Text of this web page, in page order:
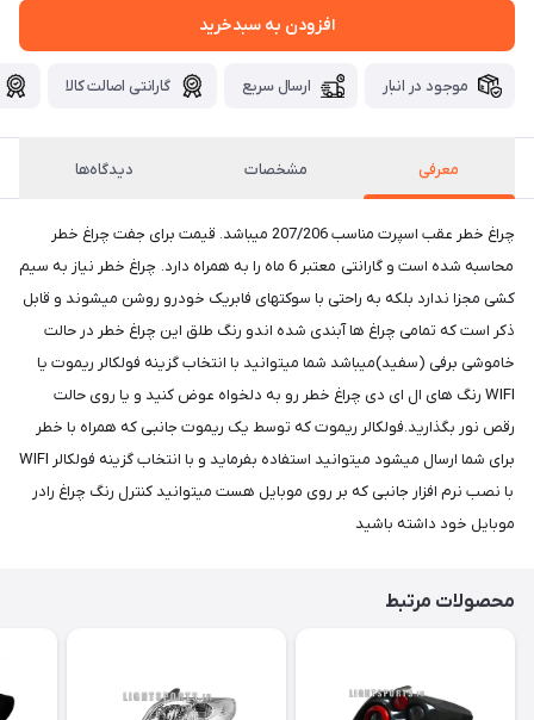
افزودن به سبدخرید
موجود در انبار ارسال سریع گارانتی اصالت کالا
معرفی مشخصات دیدگاه‌ها
چراغ خطر عقب اسپرت مناسب 207/206 میباشد. قیمت برای جفت چراغ خطر
محاسبه شده است و گارانتی معتبر 6 ماه را به همراه دارد. چراغ خطر نیاز به سیم
کشی مجزا ندارد بلکه به راحتی با سوکتهای فابریک خودرو روشن میشوند و قابل
ذکر است که تمامی چراغ ها آبندی شده اندو رنگ طلق این چراغ خطر در حالت
خاموشی برفی (سفید)میباشد شما میتوانید با انتخاب گزینه فولکالر ریموت یا
WIFI رنگ های ال ای دی چراغ خطر رو به دلخواه عوض کنید و یا روی حالت
رقص نور بگذارید.فولکالر ریموت که توسط یک ریموت جانبی که همراه با خطر
برای شما ارسال میشود میتوانید استفاده بفرماید و با انتخاب گزینه فولکالر WIFI
با نصب نرم افزار جانبی که بر روی موبایل هست میتوانید کنترل رنگ چراغ رادر
موبایل خود داشته باشید
محصولات مرتبط